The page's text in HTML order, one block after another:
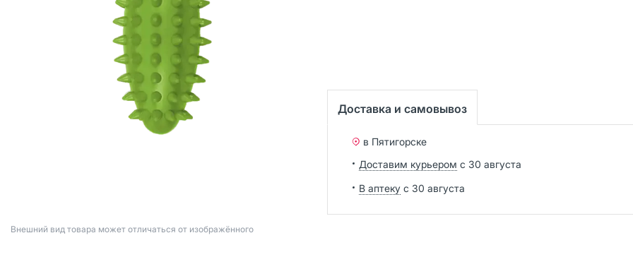
Bнешний вид товара может отличаться от изображённого
Доставка и самовывоз
в Пятигорске
Доставим курьером с 30 августа
В аптеку с 30 августа